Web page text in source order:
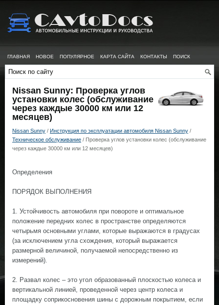
ГЛАВНАЯ НОВОЕ ПОПУЛЯРНОЕ КАРТА САЙТА КОНТАКТЫ ПОИСК
Nissan Sunny: Проверка углов
установки колес (обслуживание
через каждые 30000 км или 12
месяцев)
Nissan Sunny / Инструкция по эксплуатации автомобиля Nissan Sunny /
Техническое обслуживание / Проверка углов установки колес (обслуживание
через каждые 30000 км или 12 месяцев)
Определения
ПОРЯДОК ВЫПОЛНЕНИЯ
1. Устойчивость автомобиля при повороте и оптимальное
положение передних колес в пространстве определяются
четырьмя основными углами, которые выражаются в градусах
(за исключением угла схождения, который выражается
размерной величиной, получаемой непосредственно из
измерений).
2. Развал колес – это угол образованный плоскостью колеса и
вертикальной линией, проведенной через центр колеса и
площадку соприкосновения шины с дорожным покрытием, если